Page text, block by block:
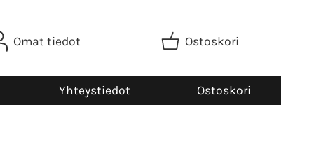
Omat tiedot Ostoskori
Yhteystiedot Ostoskori